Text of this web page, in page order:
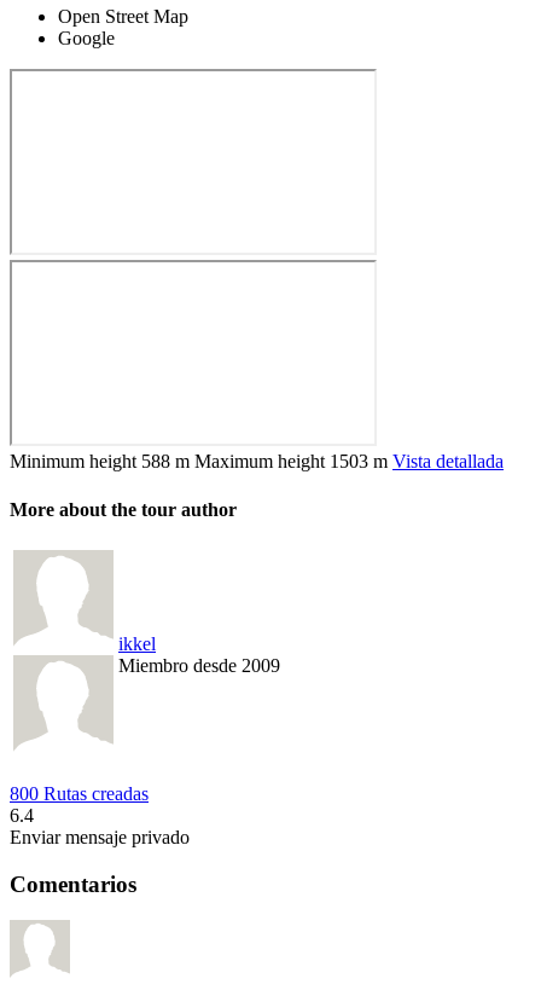
Open Street Map
Google
Minimum height 588 m Maximum height 1503 m Vista detallada
More about the tour author
ikkel
Miembro desde 2009
800 Rutas creadas
6.4
Enviar mensaje privado
Comentarios